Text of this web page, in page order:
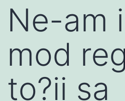
Ne-am
mod
to?ii sa